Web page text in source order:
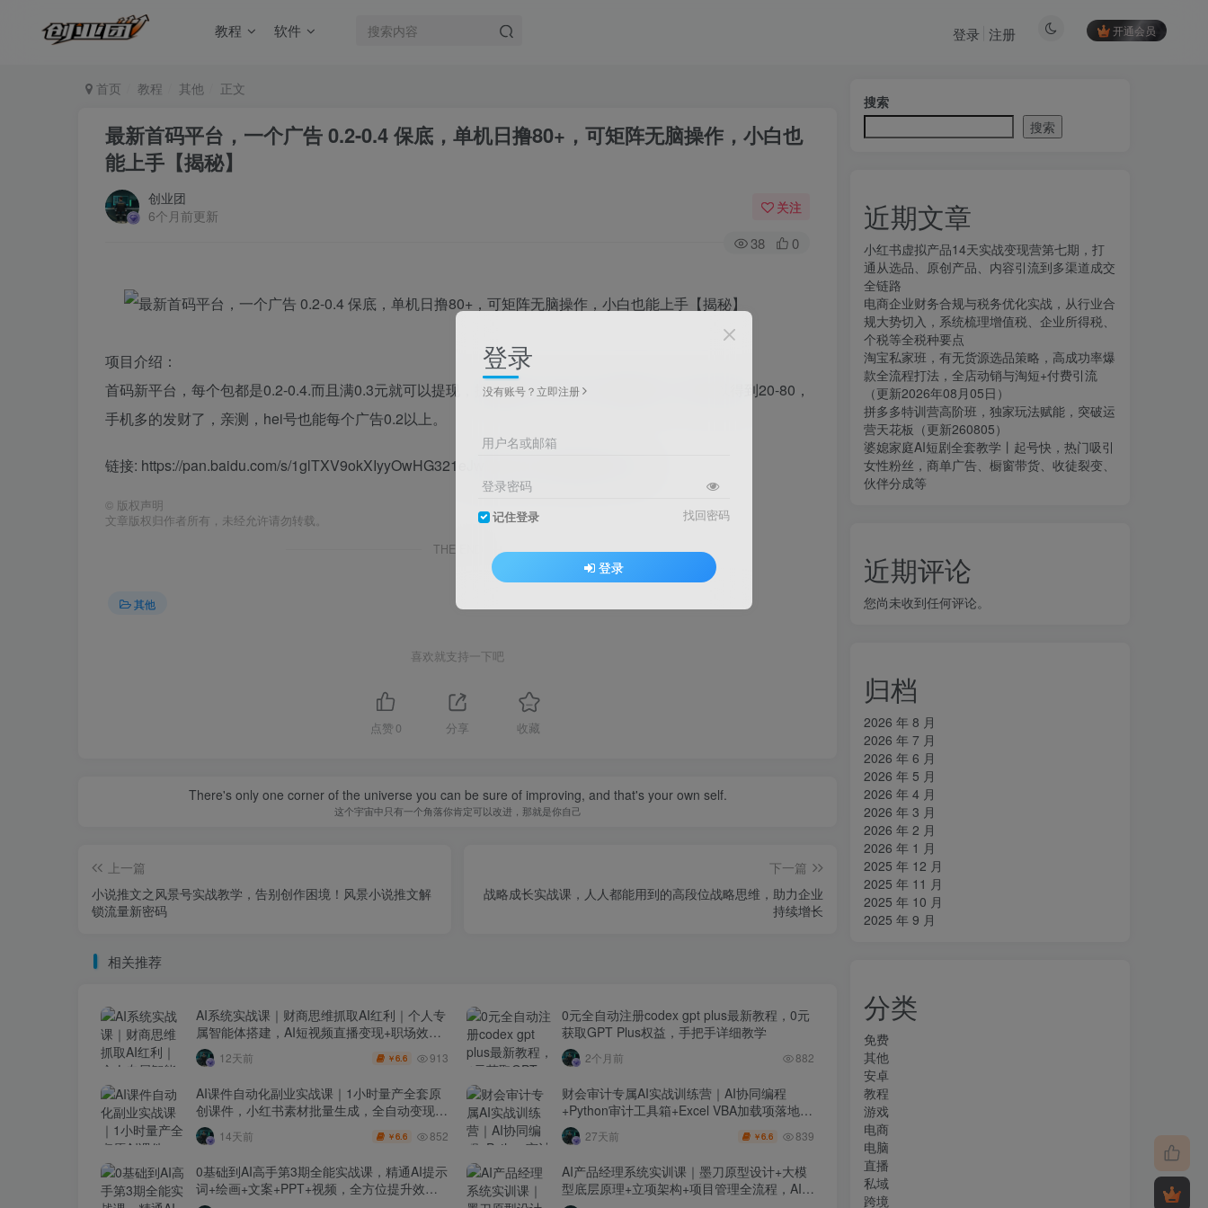
教程 软件 开通会员
登录 注册
首页 教程 其他 正文
最新首码平台，一个广告 0.2-0.4 保底，单机日撸80+，可矩阵无脑操作，小白也
能上手【揭秘】
创业团
6个月前更新
关注
38 0
项目介绍：
首码新平台，每个包都是0.2-0.4.而且满0.3元就可以提现，提现秒到。看完一轮(大概20个广告)可以得到20-80，
手机多的发财了，亲测，hei号也能每个广告0.2以上。
链接: https://pan.baidu.com/s/1glTXV9okXIyyOwHG321eJw?pwd=m5i4 提取码: m5i4
© 版权声明
文章版权归作者所有，未经允许请勿转载。
THE END
其他
喜欢就支持一下吧
点赞 0 分享 收藏
There's only one corner of the universe you can be sure of improving, and that's your own self.
这个宇宙中只有一个角落你肯定可以改进，那就是你自己
上一篇
小说推文之风景号实战教学，告别创作困境！风景小说推文解
锁流量新密码
下一篇
战略成长实战课，人人都能用到的高段位战略思维，助力企业
持续增长
相关推荐
AI系统实战课｜财商思维抓取AI红利｜个人专
属智能体搭建，AI短视频直播变现+职场效率
升级全套教程
12天前 ￥6.6 913
0元全自动注册codex gpt plus最新教程，0元
获取GPT Plus权益，手把手详细教学
2个月前 882
AI课件自动化副业实战课｜1小时量产全套原
创课件，小红书素材批量生成，全自动变现管
线复刻，半年卖3000单
14天前 ￥6.6 852
财会审计专属AI实战训练营｜AI协同编程
+Python审计工具箱+Excel VBA加载项落地
（更新0710）
27天前 ￥6.6 839
0基础到AI高手第3期全能实战课，精通AI提示
词+绘画+文案+PPT+视频，全方位提升效率
AI产品经理系统实训课｜墨刀原型设计+大模
型底层原理+立项架构+项目管理全流程，AI产
搜索
搜索
近期文章
小红书虚拟产品14天实战变现营第七期，打
通从选品、原创产品、内容引流到多渠道成交
全链路
电商企业财务合规与税务优化实战，从行业合
规大势切入，系统梳理增值税、企业所得税、
个税等全税种要点
淘宝私家班，有无货源选品策略，高成功率爆
款全流程打法，全店动销与淘短+付费引流
（更新2026年08月05日）
拼多多特训营高阶班，独家玩法赋能，突破运
营天花板（更新260805）
婆媳家庭AI短剧全套教学丨起号快，热门吸引
女性粉丝，商单广告、橱窗带货、收徒裂变、
伙伴分成等
近期评论
您尚未收到任何评论。
归档
2026 年 8 月
2026 年 7 月
2026 年 6 月
2026 年 5 月
2026 年 4 月
2026 年 3 月
2026 年 2 月
2026 年 1 月
2025 年 12 月
2025 年 11 月
2025 年 10 月
2025 年 9 月
分类
免费
其他
安卓
教程
游戏
电商
电脑
直播
私域
跨境
登录
没有账号？立即注册
用户名或邮箱
登录密码
记住登录 找回密码
登录